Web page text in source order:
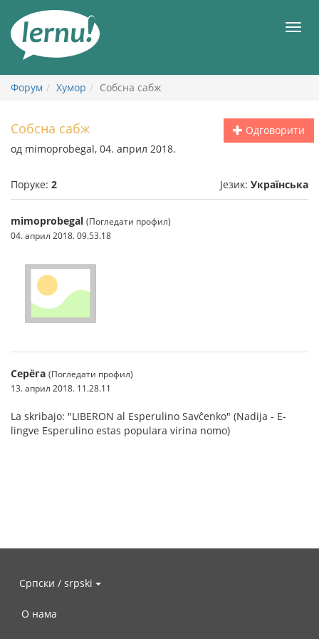
садржају
Форум Хумор Собсна сабж
Одговорити
Собсна сабж
од mimoprobegal, 04. април 2018.
Поруке: 2 Језик: Українська
mimoprobegal (Погледати профил)
04. април 2018. 09.53.18
Серёга (Погледати профил)
13. април 2018. 11.28.11
La skribajo: "LIBERON al Esperulino Savĉenko" (Nadija - E-
lingve Esperulino estas populara virina nomo)
Српски / srpski
О нама